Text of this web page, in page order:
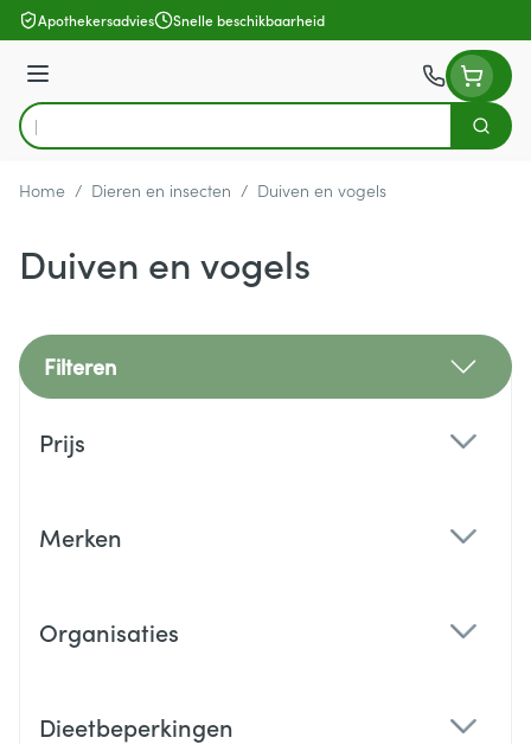
Ga naar de inhoud
Apothekersadvies Snelle beschikbaarheid
Menu
Product, merk, categorie...
Zoek
Home / Dieren en insecten / Duiven en vogels
Duiven en vogels
Filteren
Prijs
Merken
Organisaties
Dieetbeperkingen